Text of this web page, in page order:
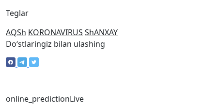
Teglar
AQSh KORONAVIRUS ShANXAY
Doʻstlaringiz bilan ulashing
online_predictionLive